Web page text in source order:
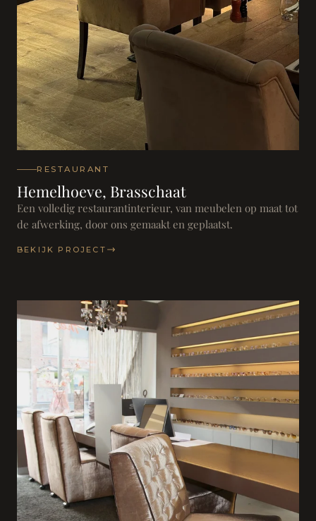
RESTAURANT
Hemelhoeve, Brasschaat
Een volledig restaurantinterieur, van meubelen op maat tot
de afwerking, door ons gemaakt en geplaatst.
BEKIJK PROJECT